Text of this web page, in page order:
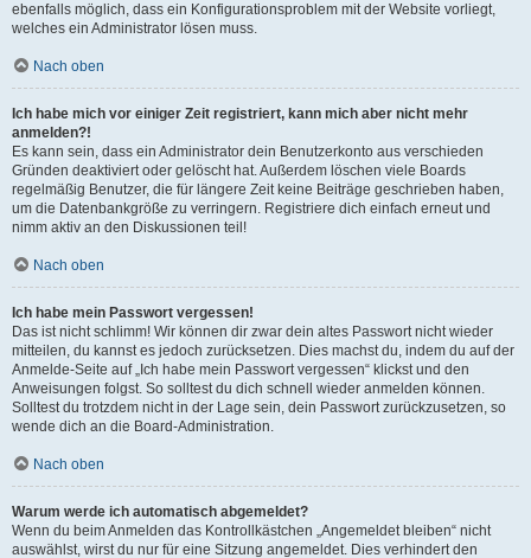
ebenfalls möglich, dass ein Konfigurationsproblem mit der Website vorliegt,
welches ein Administrator lösen muss.
Nach oben
Ich habe mich vor einiger Zeit registriert, kann mich aber nicht mehr
anmelden?!
Es kann sein, dass ein Administrator dein Benutzerkonto aus verschieden
Gründen deaktiviert oder gelöscht hat. Außerdem löschen viele Boards
regelmäßig Benutzer, die für längere Zeit keine Beiträge geschrieben haben,
um die Datenbankgröße zu verringern. Registriere dich einfach erneut und
nimm aktiv an den Diskussionen teil!
Nach oben
Ich habe mein Passwort vergessen!
Das ist nicht schlimm! Wir können dir zwar dein altes Passwort nicht wieder
mitteilen, du kannst es jedoch zurücksetzen. Dies machst du, indem du auf der
Anmelde-Seite auf „Ich habe mein Passwort vergessen“ klickst und den
Anweisungen folgst. So solltest du dich schnell wieder anmelden können.
Solltest du trotzdem nicht in der Lage sein, dein Passwort zurückzusetzen, so
wende dich an die Board-Administration.
Nach oben
Warum werde ich automatisch abgemeldet?
Wenn du beim Anmelden das Kontrollkästchen „Angemeldet bleiben“ nicht
auswählst, wirst du nur für eine Sitzung angemeldet. Dies verhindert den